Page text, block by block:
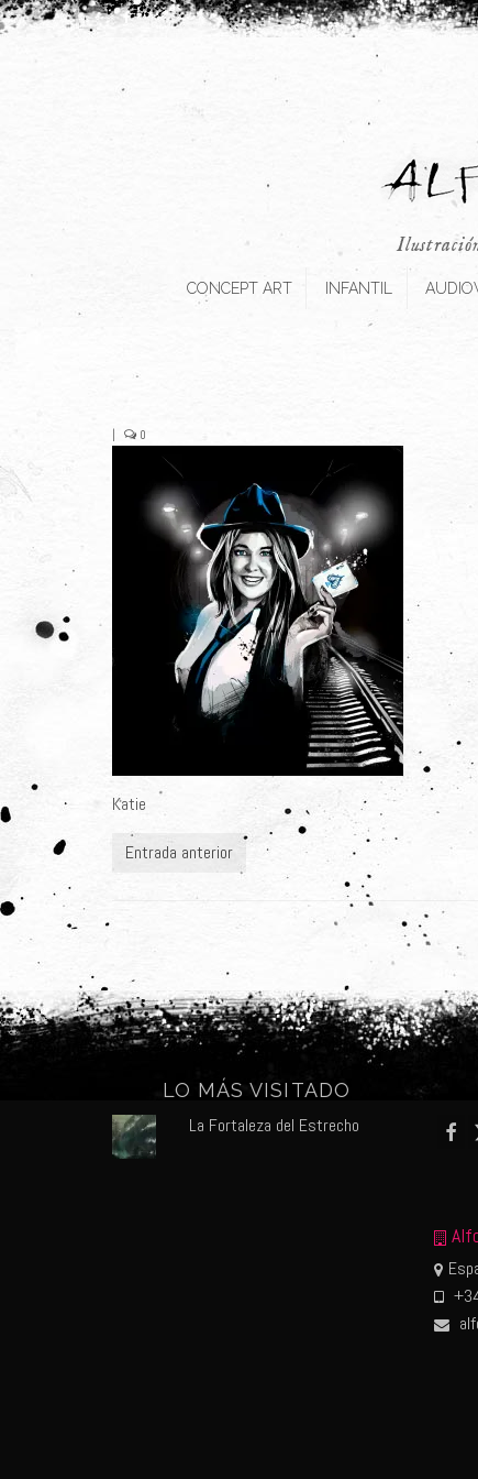
CONCEPT ART INFANTIL
0
Katie
Entrada anterior
LO MÁS VISITADO
La Fortaleza del Estrecho